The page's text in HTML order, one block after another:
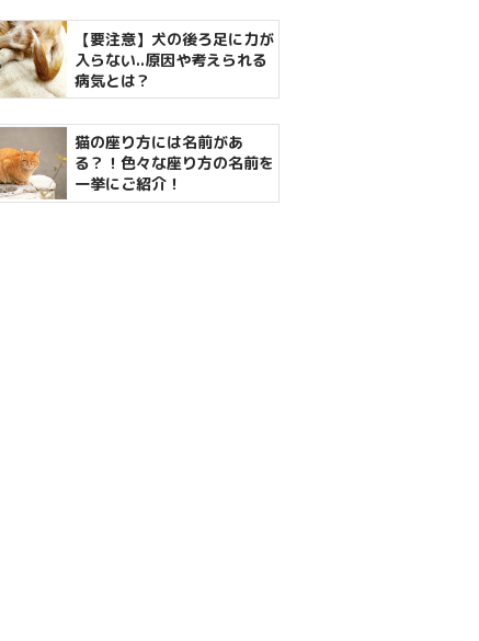
【要注意】犬の後ろ足に力が
入らない..原因や考えられる
病気とは？
猫の座り方には名前があ
る？！色々な座り方の名前を
一挙にご紹介！